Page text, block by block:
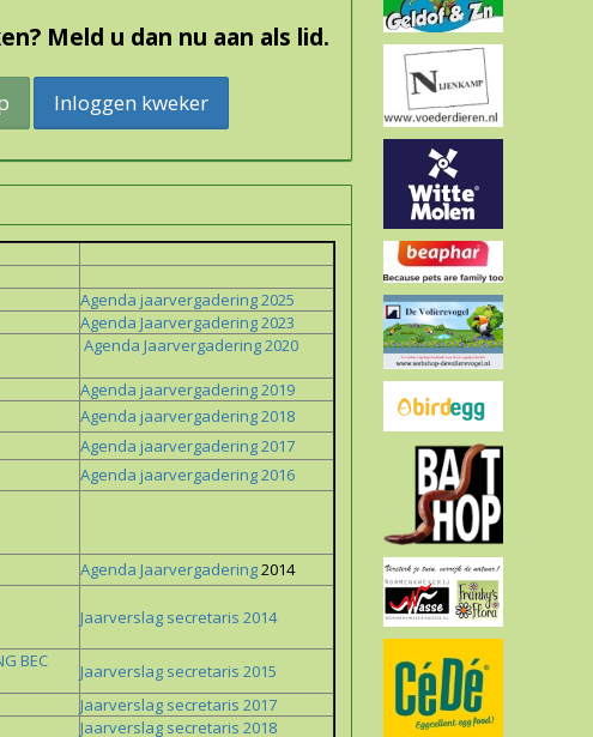
Meld u dan nu aan als lid.
Inloggen kweker
Agenda jaarvergadering 2025
Agenda Jaarvergadering 2023
Agenda Jaarvergadering 2020
Agenda jaarvergadering 2019
Agenda jaarvergadering 2018
Agenda jaarvergadering 2017
Agenda jaarvergadering 2016
Agenda Jaarvergadering2014
Jaarverslag secretaris 2014
BEC
Jaarverslag secretaris 2015
Jaarverslag secretaris 2017
Jaarverslag secretaris 2018